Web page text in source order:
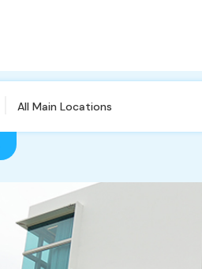
All Main Locations